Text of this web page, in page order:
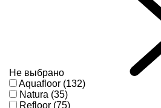
Не выбрано
Aquafloor (132)
Natura (35)
Refloor (75)